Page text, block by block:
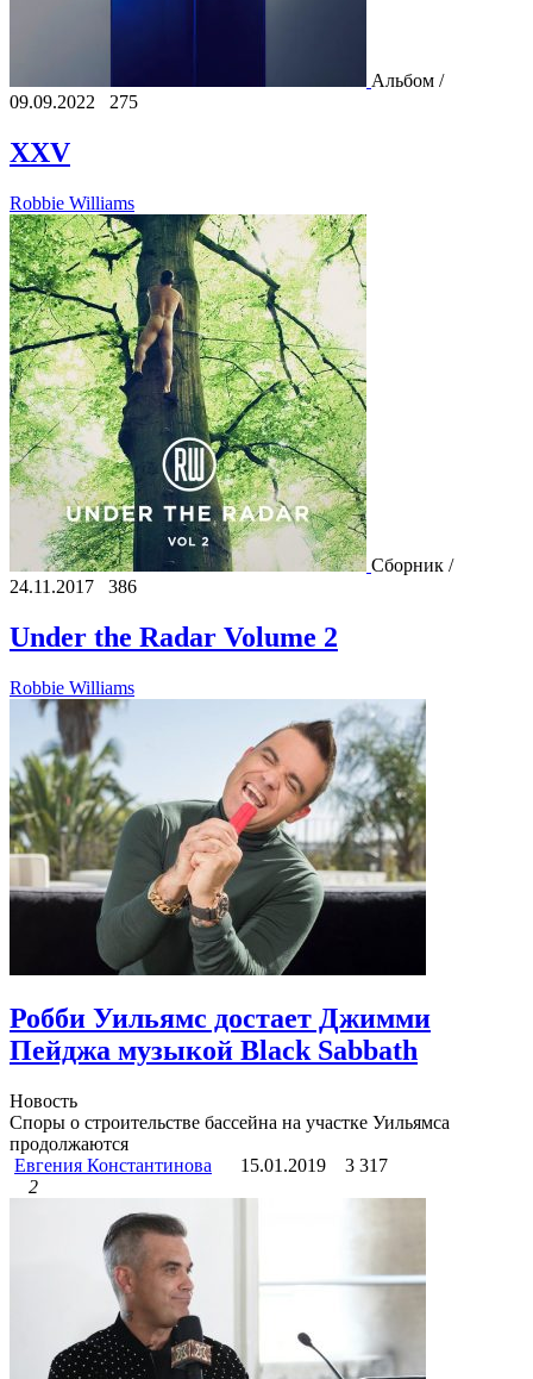
Альбом /
09.09.2022
275
XXV
Robbie Williams
Сборник /
24.11.2017
386
Under the Radar Volume 2
Robbie Williams
Робби Уильямс достает Джимми
Пейджа музыкой Black Sabbath
Новость
Споры о строительстве бассейна на участке Уильямса
продолжаются
Евгения Константинова
15.01.2019
3 317
2